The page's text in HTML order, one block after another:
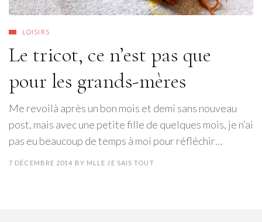
LOISIRS
Le tricot, ce n’est pas que
pour les grands-mères
Me revoilà après un bon mois et demi sans nouveau
post, mais avec une petite fille de quelques mois, je n’ai
pas eu beaucoup de temps à moi pour réfléchir…
7 DÉCEMBRE 2014 BY MLLE JE SAIS TOUT